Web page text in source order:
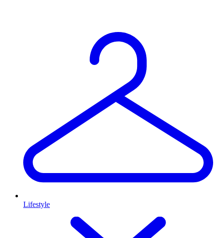
Lifestyle